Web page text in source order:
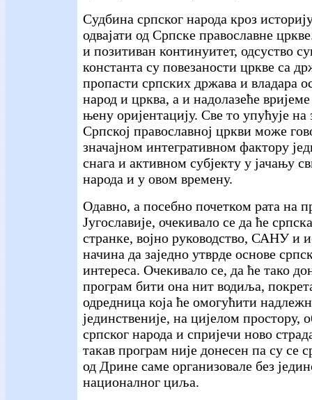
Судбина српског народа кроз
одвајати од Српске православне
и позитиван континуитет, одсуство
константа су повезаности цркве са
пропасти српских држава и владара
народ и црква, а и надолазеће
њену оријентацију. Све то упућује
Српској православној цркви може
значајном интегративном фактору
снага и активном субјекту у јачању
народа и у овом времену.
Одавно, а посебно почетком рата на
Југославије, очекивало се да ће
странке, војно руководство, САНУ и
начина да заједно утврде основе
интереса. Очекивало се, да ће тако
програм бити она нит водиља,
одредница која ће омогућити
јединственије, на цијелом простору,
српског народа и спријечи ново
такав програм није донесен па су се
од Дрине саме организовале без
националног циља.